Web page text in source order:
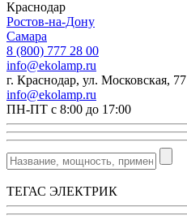
Краснодар
Ростов-на-Дону
Самара
8 (800) 777 28 00
info@ekolamp.ru
г. Краснодар, ул. Московская, 77
info@ekolamp.ru
ПН-ПТ с 8:00 до 17:00
ТЕГАС ЭЛЕКТРИК